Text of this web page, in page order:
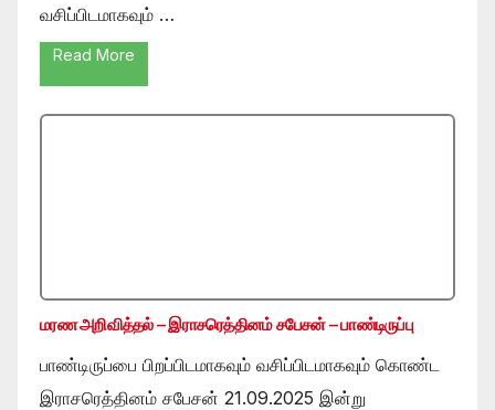
வசிப்பிடமாகவும் …
Read More
மரண அறிவித்தல் – இராசரெத்தினம் சபேசன் – பாண்டிருப்பு
பாண்டிருப்பை பிறப்பிடமாகவும் வசிப்பிடமாகவும் கொண்ட
இராசரெத்தினம் சபேசன் 21.09.2025 இன்று